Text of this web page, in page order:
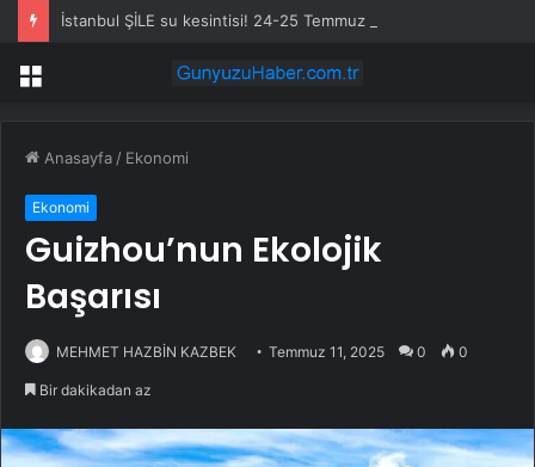
Menü
Anasayfa / Ekonomi
Ekonomi
Guizhou’nun Ekolojik
Başarısı
MEHMET HAZBİN KAZBEK Temmuz 11, 2025 0 0
Bir dakikadan az